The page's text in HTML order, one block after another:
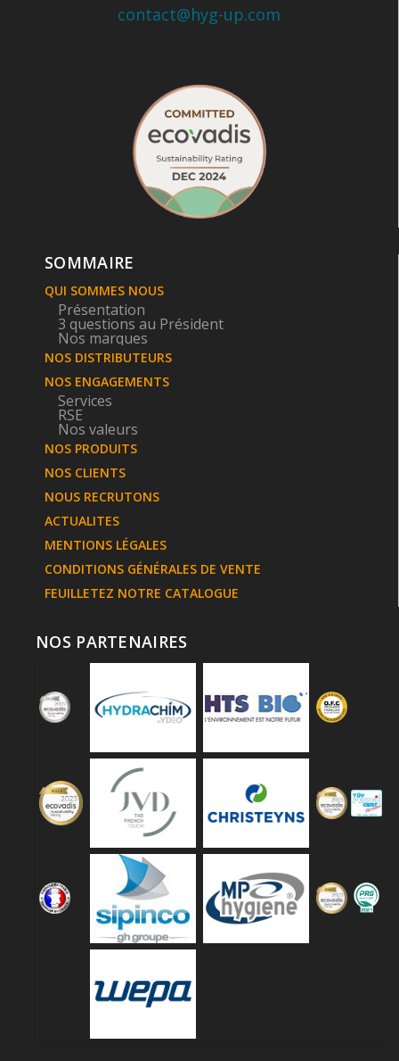
contact@hyg-up.com
SOMMAIRE
QUI SOMMES NOUS
Présentation
3 questions au Président
Nos marques
NOS DISTRIBUTEURS
NOS ENGAGEMENTS
Services
RSE
Nos valeurs
NOS PRODUITS
NOS CLIENTS
NOUS RECRUTONS
ACTUALITES
MENTIONS LÉGALES
CONDITIONS GÉNÉRALES DE VENTE
FEUILLETEZ NOTRE CATALOGUE
NOS PARTENAIRES